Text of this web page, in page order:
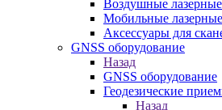
Воздушные
Мобильные
Аксессуары для
GNSS оборудование
Назад
GNSS оборудование
Геодезические
Назад